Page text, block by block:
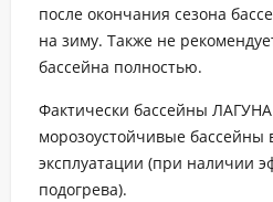
после окончания сезона
на зиму. Также не
бассейна полностью.
Фактически бассейны
морозоустойчивые бассейны
эксплуатации (при наличии
подогрева).